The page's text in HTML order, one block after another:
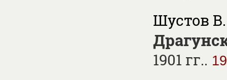
Шустов
1901 гг..